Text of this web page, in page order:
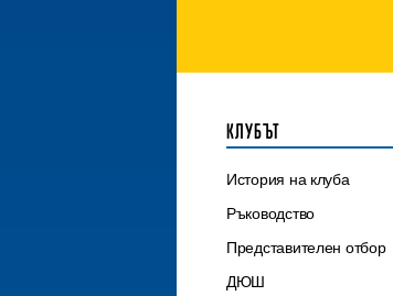
КЛУБЪТ
История на клуба
Ръководство
Представителен отбор
ДЮШ